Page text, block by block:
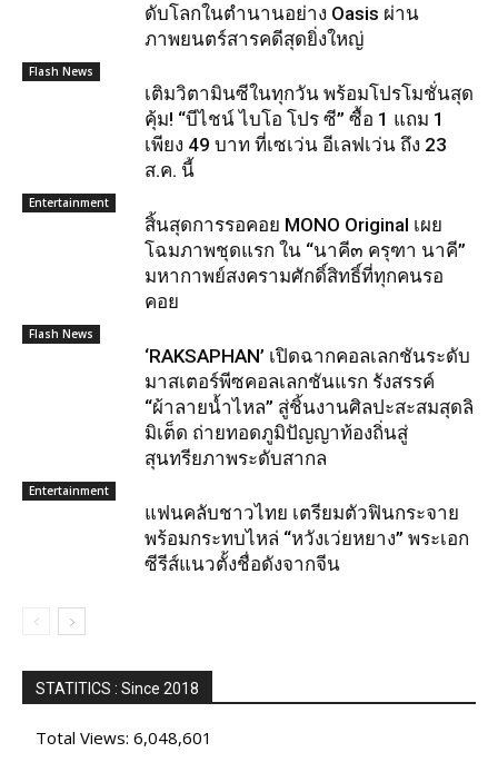
ดับโลกในตำนานอย่าง Oasis ผ่าน
ภาพยนตร์สารคดีสุดยิ่งใหญ่
Flash News
เติมวิตามินซีในทุกวัน พร้อมโปรโมชั่นสุด
คุ้ม! “บีไชน์ ไบโอ โปร ซี” ซื้อ 1 แถม 1
เพียง 49 บาท ที่เซเว่น อีเลฟเว่น ถึง 23
ส.ค. นี้
Entertainment
สิ้นสุดการรอคอย MONO Original เผย
โฉมภาพชุดแรก ใน “นาคี๓ ครุฑา นาคี”
มหากาพย์สงครามศักดิ์สิทธิ์ที่ทุกคนรอ
คอย
Flash News
‘RAKSAPHAN’ เปิดฉากคอลเลกชันระดับ
มาสเตอร์พีซคอลเลกชันแรก รังสรรค์
“ผ้าลายน้ำไหล” สู่ชิ้นงานศิลปะสะสมสุดลิ
มิเต็ด ถ่ายทอดภูมิปัญญาท้องถิ่นสู่
สุนทรียภาพระดับสากล
Entertainment
แฟนคลับชาวไทย เตรียมตัวฟินกระจาย
พร้อมกระทบไหล่ “หวังเว่ยหยาง” พระเอก
ซีรีส์แนวตั้งชื่อดังจากจีน
STATITICS : Since 2018
Total Views: 6,048,601